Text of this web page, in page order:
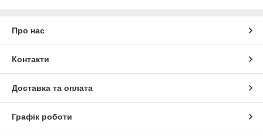
Про нас
Контакти
Доставка та оплата
Графік роботи